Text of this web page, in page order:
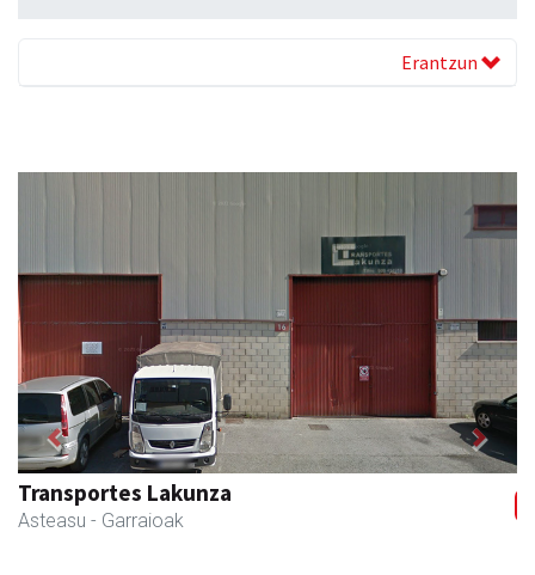
Erantzun
Transportes Lakunza
Asteasu - Garraioak
Previous Next